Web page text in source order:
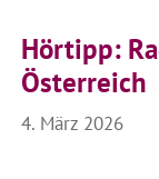
Hörtipp:
Österreich
4. März 2026